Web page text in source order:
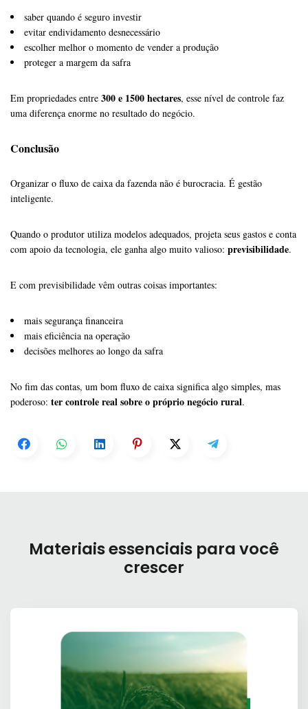
saber quando é seguro investir
evitar endividamento desnecessário
escolher melhor o momento de vender a produção
proteger a margem da safra
Em propriedades entre 300 e 1500 hectares, esse nível de controle faz
uma diferença enorme no resultado do negócio.
Conclusão
Organizar o fluxo de caixa da fazenda não é burocracia. É gestão
inteligente.
Quando o produtor utiliza modelos adequados, projeta seus gastos e conta
com apoio da tecnologia, ele ganha algo muito valioso: previsibilidade.
E com previsibilidade vêm outras coisas importantes:
mais segurança financeira
mais eficiência na operação
decisões melhores ao longo da safra
No fim das contas, um bom fluxo de caixa significa algo simples, mas
poderoso: ter controle real sobre o próprio negócio rural.
Materiais essenciais para você
crescer